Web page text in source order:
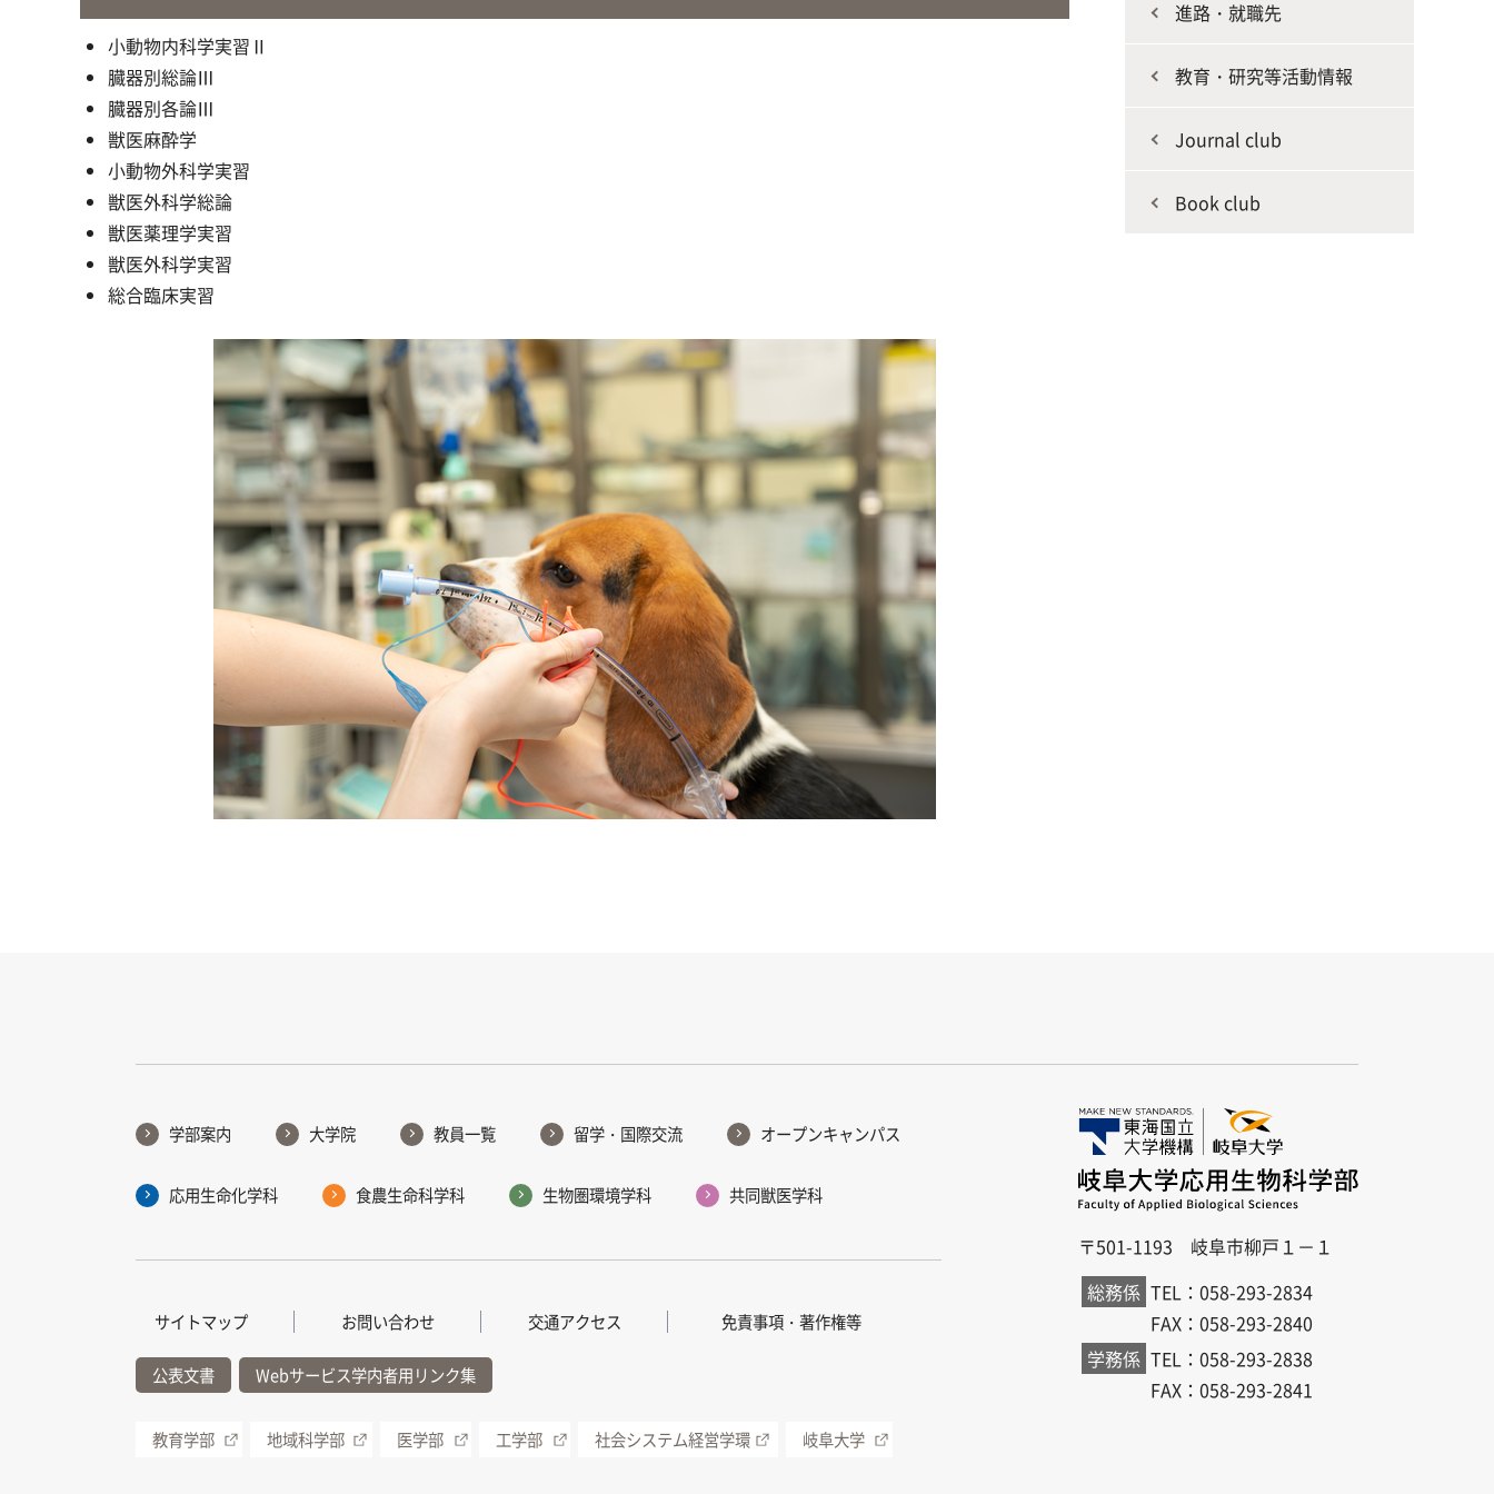
小動物内科学実習Ⅱ
臓器別総論Ⅲ
臓器別各論Ⅲ
獣医麻酔学
小動物外科学実習
獣医外科学総論
獣医薬理学実習
獣医外科学実習
総合臨床実習
進路・就職先
教育・研究等活動情報
Journal club
Book club
学部案内 大学院 教員一覧 留学・国際交流 オープンキャンパス
応用生命化学科 食農生命科学科 生物圏環境学科 共同獣医学科
サイトマップ お問い合わせ 交通アクセス 免責事項・著作権等
公表文書 Webサービス学内者用リンク集
教育学部 地域科学部 医学部 工学部 社会システム経営学環 岐阜大学
〒501-1193 岐阜市柳戸１－１
総務係 TEL：058-293-2834
FAX：058-293-2840
学務係 TEL：058-293-2838
FAX：058-293-2841